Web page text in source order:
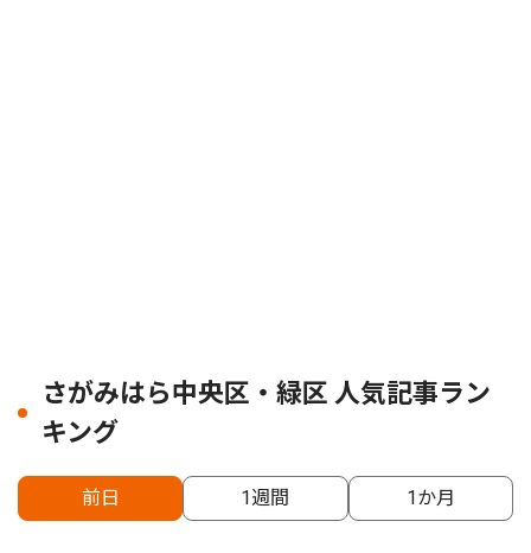
さがみはら中央区・緑区 人気記事ラン
キング
前日 1週間 1か月